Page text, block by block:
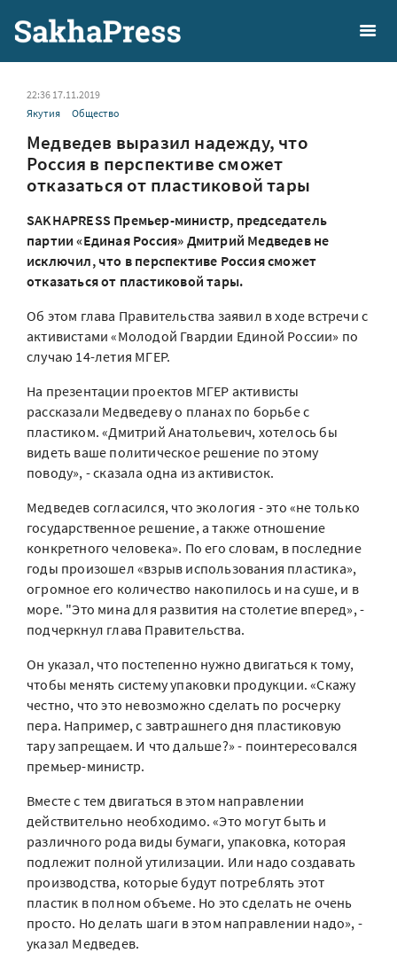
22:36 17.11.2019
Якутия
Общество
Медведев выразил надежду, что
Россия в перспективе сможет
отказаться от пластиковой тары
SAKHAPRESS Премьер-министр, председатель
партии «Единая Россия» Дмитрий Медведев не
исключил, что в перспективе Россия сможет
отказаться от пластиковой тары.
Об этом глава Правительства заявил в ходе встречи с
активистами «Молодой Гвардии Единой России» по
случаю 14-летия МГЕР.
На презентации проектов МГЕР активисты
рассказали Медведеву о планах по борьбе с
пластиком. «Дмитрий Анатольевич, хотелось бы
видеть ваше политическое решение по этому
поводу», - сказала одна из активисток.
Медведев согласился, что экология - это «не только
государственное решение, а также отношение
конкретного человека». По его словам, в последние
годы произошел «взрыв использования пластика»,
огромное его количество накопилось и на суше, и в
море. "Это мина для развития на столетие вперед», -
подчеркнул глава Правительства.
Он указал, что постепенно нужно двигаться к тому,
чтобы менять систему упаковки продукции. «Скажу
честно, что это невозможно сделать по росчерку
пера. Например, с завтрашнего дня пластиковую
тару запрещаем. И что дальше?» - поинтересовался
премьер-министр.
Вместе с тем двигаться в этом направлении
действительно необходимо. «Это могут быть и
различного рода виды бумаги, упаковка, которая
подлежит полной утилизации. Или надо создавать
производства, которые будут потреблять этот
пластик в полном объеме. Но это сделать не очень
просто. Но делать шаги в этом направлении надо», -
указал Медведев.